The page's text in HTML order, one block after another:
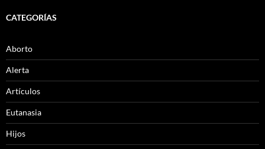
CATEGORÍAS
Aborto
Alerta
Artículos
Eutanasia
Hijos